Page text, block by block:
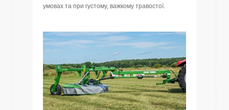
умовах та при густому, важкому травостої.